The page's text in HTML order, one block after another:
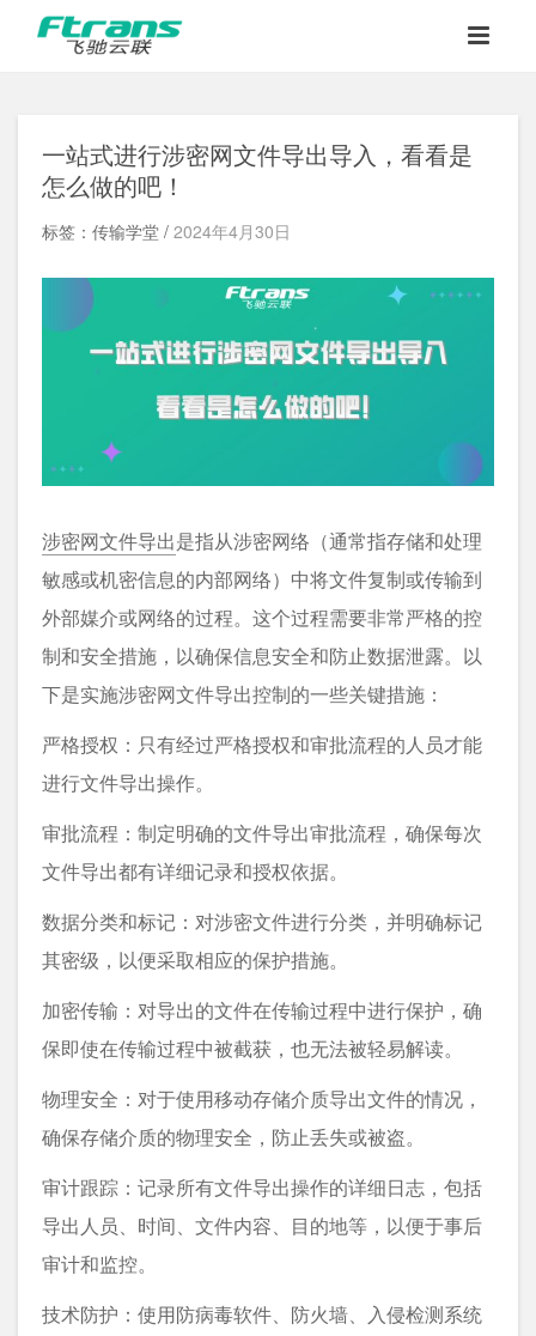
一站式进行涉密网文件导出导入，看看是
怎么做的吧！
标签：传输学堂 / 2024年4月30日
涉密网文件导出是指从涉密网络（通常指存储和处理
敏感或机密信息的内部网络）中将文件复制或传输到
外部媒介或网络的过程。这个过程需要非常严格的控
制和安全措施，以确保信息安全和防止数据泄露。以
下是实施涉密网文件导出控制的一些关键措施：
严格授权：只有经过严格授权和审批流程的人员才能
进行文件导出操作。
审批流程：制定明确的文件导出审批流程，确保每次
文件导出都有详细记录和授权依据。
数据分类和标记：对涉密文件进行分类，并明确标记
其密级，以便采取相应的保护措施。
加密传输：对导出的文件在传输过程中进行保护，确
保即使在传输过程中被截获，也无法被轻易解读。
物理安全：对于使用移动存储介质导出文件的情况，
确保存储介质的物理安全，防止丢失或被盗。
审计跟踪：记录所有文件导出操作的详细日志，包括
导出人员、时间、文件内容、目的地等，以便于事后
审计和监控。
技术防护：使用防病毒软件、防火墙、入侵检测系统